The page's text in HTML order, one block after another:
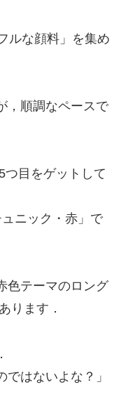
ルな顔料」を集め
，順調なペースで
つ目をゲットして
ニック・赤」で
色テーマのロング
ります．
ではないよな？」